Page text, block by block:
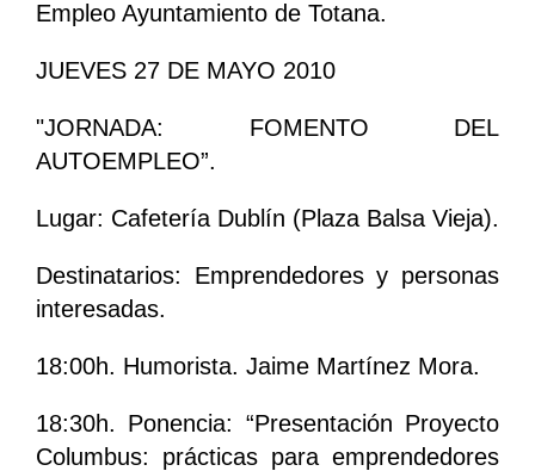
Empleo Ayuntamiento de Totana.
JUEVES 27 DE MAYO 2010
"JORNADA: FOMENTO DEL
AUTOEMPLEO”.
Lugar: Cafetería Dublín (Plaza Balsa Vieja).
Destinatarios: Emprendedores y personas
interesadas.
18:00h. Humorista. Jaime Martínez Mora.
18:30h. Ponencia: “Presentación Proyecto
Columbus: prácticas para emprendedores